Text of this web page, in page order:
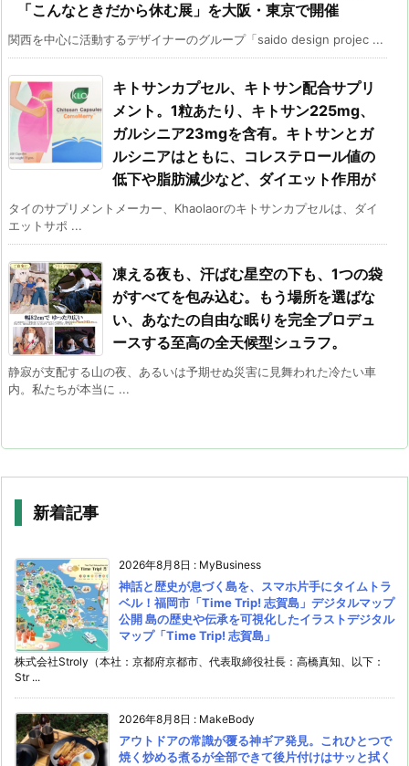
「こんなときだから休む展」を大阪・東京で開催
関西を中心に活動するデザイナーのグループ「saido design projec ...
キトサンカプセル、キトサン配合サプリ
メント。1粒あたり、キトサン225mg、
ガルシニア23mgを含有。キトサンとガ
ルシニアはともに、コレステロール値の
低下や脂肪減少など、ダイエット作用が
タイのサプリメントメーカー、Khaolaorのキトサンカプセルは、ダイ
エットサポ ...
凍える夜も、汗ばむ星空の下も、1つの袋
がすべてを包み込む。もう場所を選ばな
い、あなたの自由な眠りを完全プロデュ
ースする至高の全天候型シュラフ。
静寂が支配する山の夜、あるいは予期せぬ災害に見舞われた冷たい車
内。私たちが本当に ...
新着記事
2026年8月8日 : MyBusiness
神話と歴史が息づく島を、スマホ片手にタイムトラ
ベル！福岡市「Time Trip! 志賀島」デジタルマップ
公開 島の歴史や伝承を可視化したイラストデジタル
マップ「Time Trip! 志賀島」
株式会社Stroly（本社：京都府京都市、代表取締役社長：高橋真知、以下：
Str ...
2026年8月8日 : MakeBody
アウトドアの常識が覆る神ギア発見。これひとつで
焼く炒める煮るが全部できて後片付けはサッと拭く